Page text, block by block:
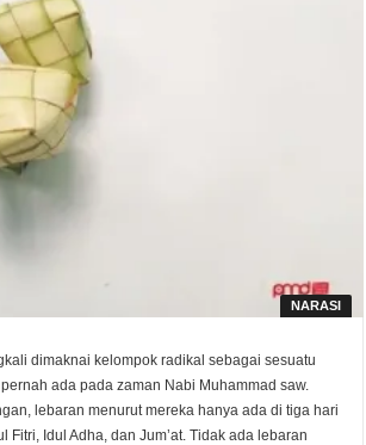
NARASI
dimaknai kelompok radikal sebagai sesuatu
ada pada zaman Nabi Muhammad saw.
lebaran menurut mereka hanya ada di tiga hari
Fitri, Idul Adha, dan Jum’at. Tidak ada lebaran